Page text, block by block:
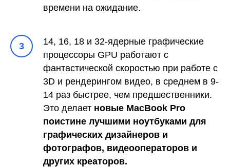
времени на ожидание.
3
14, 16, 18 и 32-ядерные графические
процессоры GPU работают с
фантастической скоростью при работе с
3D и рендерингом видео, в среднем в 9-
14 раз быстрее, чем предшественники.
Это делает новые MacBook Pro
поистине лучшими ноутбуками для
графических дизайнеров и
фотографов, видеооператоров и
других креаторов.